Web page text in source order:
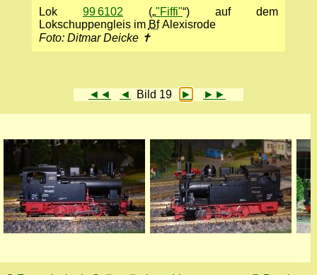
Lok 99 6102 („"Fiffi"“) auf dem
Lokschuppengleis im BfAlexisrode
Foto: Ditmar Deicke ✝
◄◄ ◄ Bild 19 ► ►►